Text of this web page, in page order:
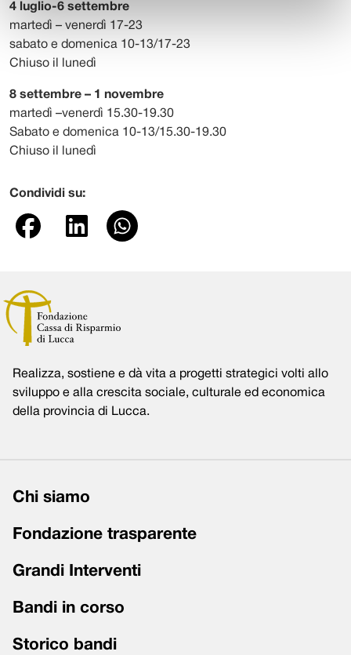
4 luglio-6 settembre
martedì – venerdì 17-23
sabato e domenica 10-13/17-23
Chiuso il lunedì
8 settembre – 1 novembre
martedì –venerdì 15.30-19.30
Sabato e domenica 10-13/15.30-19.30
Chiuso il lunedì
Condividi su:
Realizza, sostiene e dà vita a progetti strategici volti allo
sviluppo e alla crescita sociale, culturale ed economica
della provincia di Lucca.
Chi siamo
Fondazione trasparente
Grandi Interventi
Bandi in corso
Storico bandi